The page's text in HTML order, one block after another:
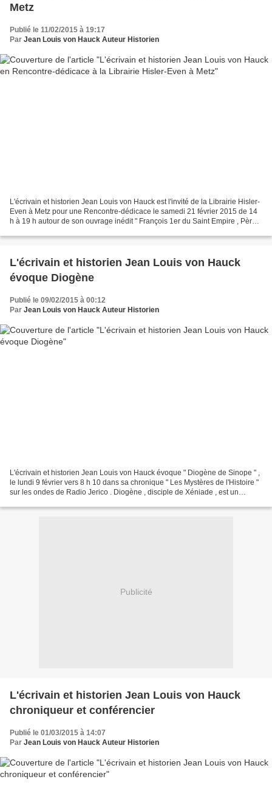
Metz
Publié le 11/02/2015 à 19:17
Par Jean Louis von Hauck Auteur Historien
L'écrivain et historien Jean Louis von Hauck est l'invité de la Librairie Hisler-
Even à Metz pour une Rencontre-dédicace le samedi 21 février 2015 de 14
h à 19 h autour de son ouvrage inédit " François 1er du Saint Empire , Père
L'écrivain et historien Jean Louis von Hauck
évoque Diogène
Publié le 09/02/2015 à 00:12
Par Jean Louis von Hauck Auteur Historien
L'écrivain et historien Jean Louis von Hauck évoque " Diogène de Sinope " ,
le lundi 9 février vers 8 h 10 dans sa chronique " Les Mystères de l'Histoire "
sur les ondes de Radio Jerico . Diogène , disciple de Xéniade , est un
Publicité
L'écrivain et historien Jean Louis von Hauck
chroniqueur et conférencier
Publié le 01/03/2015 à 14:07
Par Jean Louis von Hauck Auteur Historien